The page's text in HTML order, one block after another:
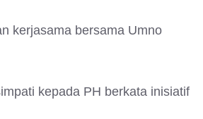
kerjasama bersama Umno
kepada PH berkata inisiatif